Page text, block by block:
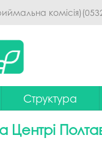
комісія)
Структура
Наглядова рада
Центрі